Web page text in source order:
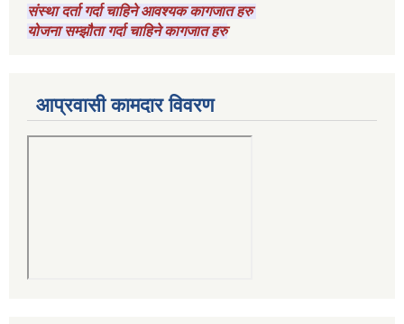
संस्था दर्ता गर्दा चाहिने आवश्यक कागजात हरु
योजना सम्झौता गर्दा चाहिने कागजात हरु
आप्रवासी कामदार विवरण